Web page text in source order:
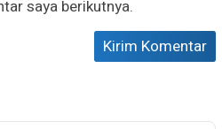
saya berikutnya.